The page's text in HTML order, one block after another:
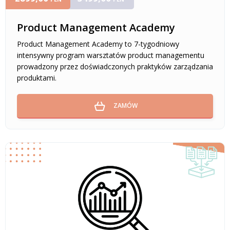
Product Management Academy
Product Management Academy to 7-tygodniowy
intensywny program warsztatów product managementu
prowadzony przez doświadczonych praktyków zarządzania
produktami.
ZAMÓW